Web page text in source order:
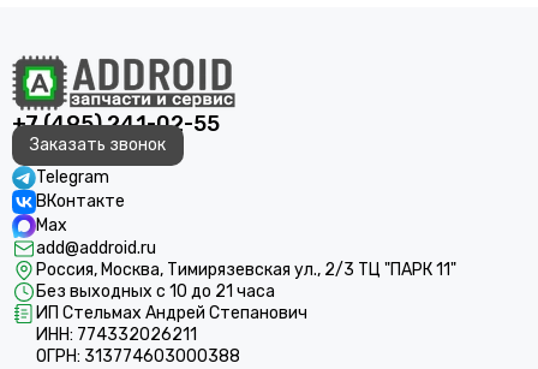
+7 (495) 241-02-55
Заказать звонок
Telegram
ВКонтакте
Max
add@addroid.ru
Россия, Москва, Тимирязевская ул., 2/3 ТЦ "ПАРК 11"
Без выходных с 10 до 21 часа
ИП Стельмах Андрей Степанович
ИНН: 774332026211
ОГРН: 313774603000388